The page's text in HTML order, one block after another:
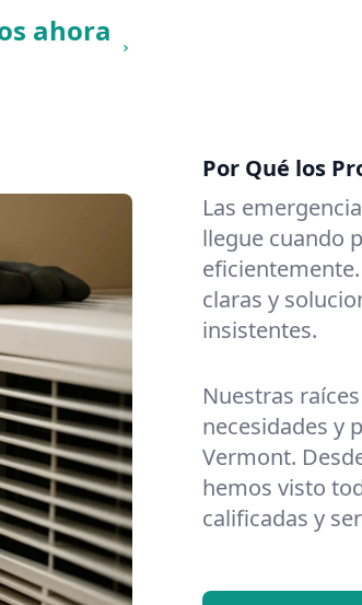
ahora
Por Qué los
Las
llegue cuando
claras y
insistentes.
Nuestras
necesidades y
Vermont.
hemos visto
calificadas y